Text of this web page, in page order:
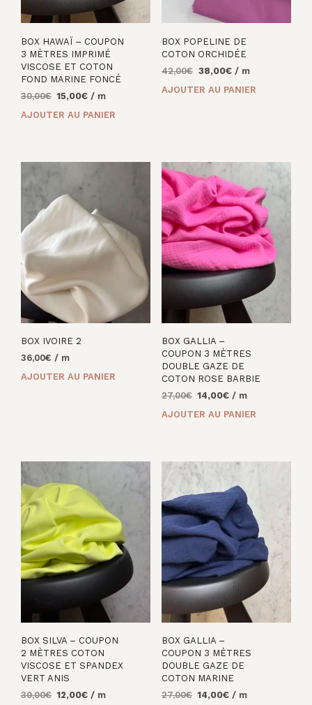
BOX HAWAÏ – COUPON
3 MÈTRES IMPRIMÉ
VISCOSE ET COTON
FOND MARINE FONCÉ
30,00€ Le
15,00€Le/ m
AJOUTER AU PANIER
BOX POPELINE DE
COTON ORCHIDÉE
42,00€ Le
38,00€Le/ m
AJOUTER AU PANIER
BOX IVOIRE 2
36,00€ / m
AJOUTER AU PANIER
BOX GALLIA –
COUPON 3 MÈTRES
DOUBLE GAZE DE
COTON ROSE BARBIE
27,00€ Le
14,00€Le/ m
AJOUTER AU PANIER
BOX SILVA – COUPON
2 MÈTRES COTON
VISCOSE ET SPANDEX
VERT ANIS
30,00€ Le
12,00€Le/ m
BOX GALLIA –
COUPON 3 MÈTRES
DOUBLE GAZE DE
COTON MARINE
27,00€ Le
14,00€Le/ m